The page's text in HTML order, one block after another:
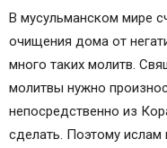
В мусульманском мире
очищения дома от
много таких молитв.
молитвы нужно
непосредственно из
сделать. Поэтому ислам